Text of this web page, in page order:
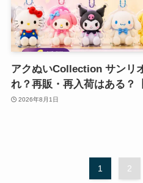
アクぬいCollection サンリ
れ？再販・再入荷はある？【
2026年8月1日
1 2